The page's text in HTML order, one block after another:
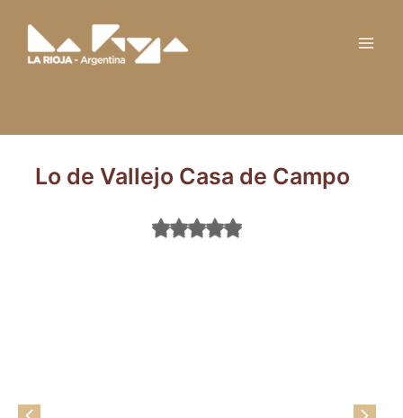
contenido
Lo de Vallejo Casa de Campo